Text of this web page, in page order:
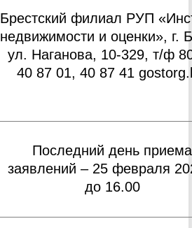
Брестский филиал РУП
недвижимости и оценки», г.
ул. Наганова, 10-329, т/ф
40 87 01, 40 87 41
Последний день приема
заявлений – 25 февраля
до 16.00